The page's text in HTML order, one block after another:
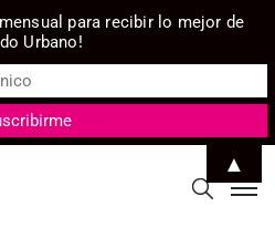
para recibir lo mejor de
Urbano!
▲